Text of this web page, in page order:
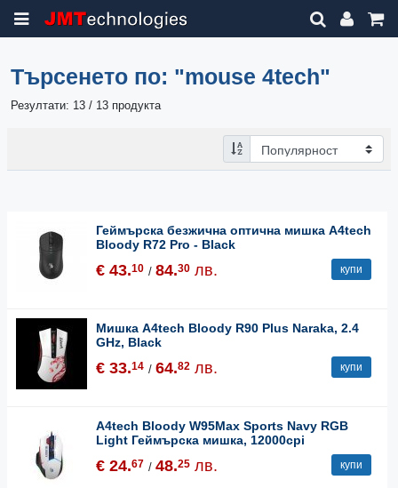
Търсенето по: "mouse 4tech"
Резултати: 13 / 13 продукта
Геймърска безжична оптична мишка A4tech
Bloody R72 Pro - Black
€ 43.10 / 84.30 лв. купи
Мишка A4tech Bloody R90 Plus Naraka, 2.4
GHz, Black
€ 33.14 / 64.82 лв. купи
A4tech Bloody W95Max Sports Navy RGB
Light Геймърска мишка, 12000cpi
€ 24.67 / 48.25 лв. купи